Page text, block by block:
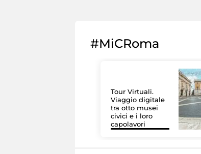
#MiCRoma
Tour Virtuali.
Viaggio digitale
tra otto musei
civici e i loro
capolavori